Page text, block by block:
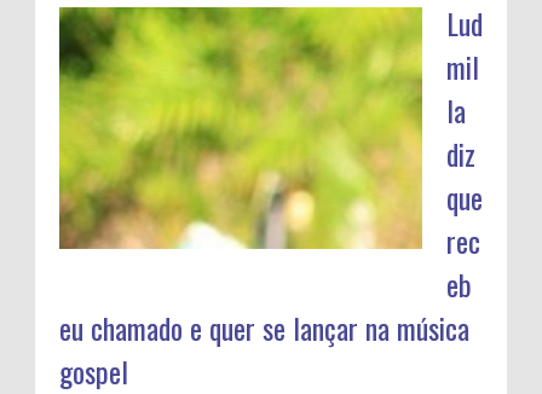
Lud
mil
la
diz
que
rec
eb
eu chamado e quer se lançar na música
gospel